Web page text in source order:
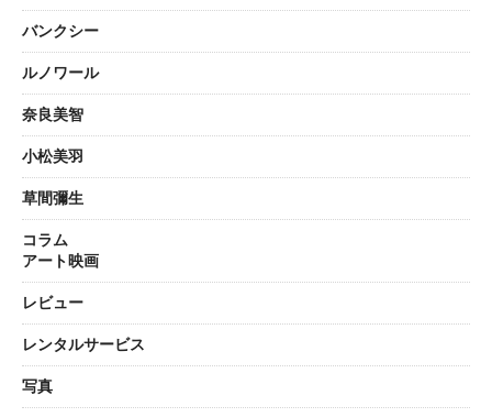
バンクシー
ルノワール
奈良美智
小松美羽
草間彌生
コラム
アート映画
レビュー
レンタルサービス
写真